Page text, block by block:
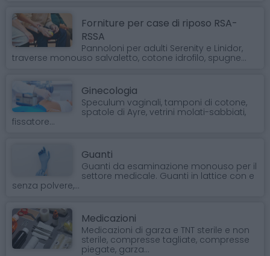
Forniture per case di riposo RSA-
RSSA
Pannoloni per adulti Serenity e Linidor,
traverse monouso salvaletto, cotone idrofilo, spugne...
Ginecologia
Speculum vaginali, tamponi di cotone,
spatole di Ayre, vetrini molati-sabbiati,
fissatore...
Guanti
Guanti da esaminazione monouso per il
settore medicale. Guanti in lattice con e
senza polvere,...
Medicazioni
Medicazioni di garza e TNT sterile e non
sterile, compresse tagliate, compresse
piegate, garza...